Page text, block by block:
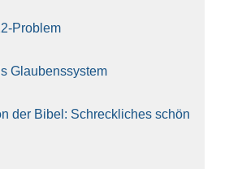
Pro­blem
Glau­bens­sys­tem
der Bibel: Schreck­li­ches schön